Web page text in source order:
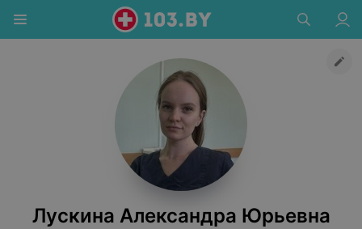
Лускина Александра Юрьевна